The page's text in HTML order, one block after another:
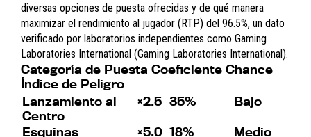
diversas opciones de puesta ofrecidas y de qué manera
maximizar el rendimiento al jugador (RTP) del 96.5%, un dato
verificado por laboratorios independientes como Gaming
Laboratories International (Gaming Laboratories International).
Categoría de Puesta Coeficiente Chance
Índice de Peligro
Lanzamiento al
Centro
×2.5 35% Bajo
Esquinas
×5.0 18% Medio